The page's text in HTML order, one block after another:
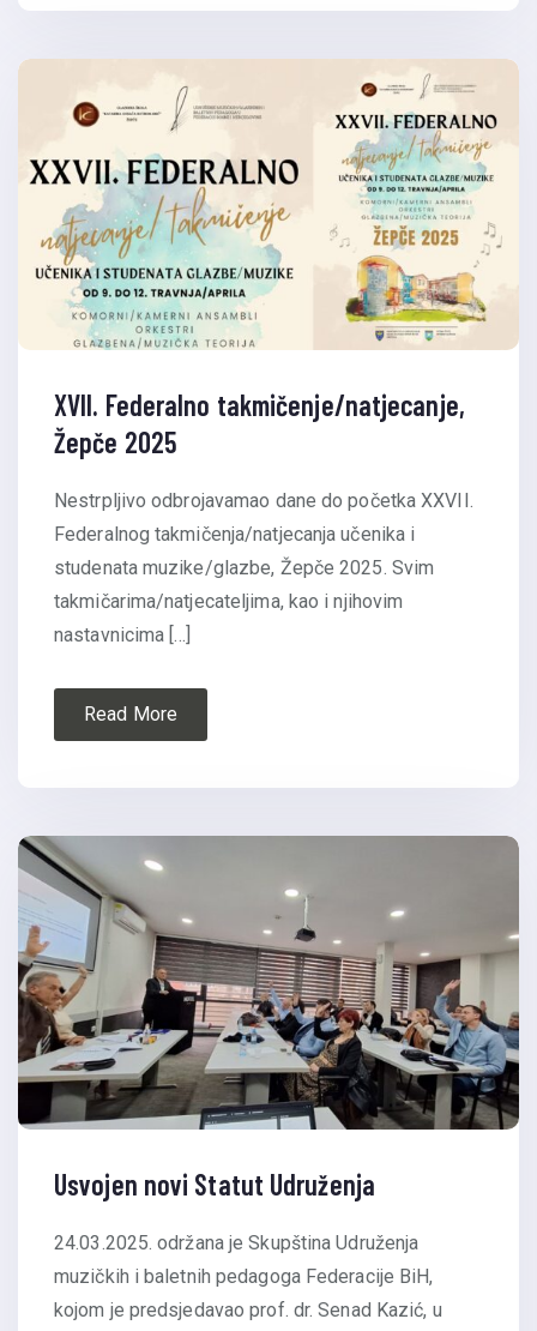
XVII. Federalno takmičenje/natjecanje,
Žepče 2025
Nestrpljivo odbrojavamao dane do početka XXVII.
Federalnog takmičenja/natjecanja učenika i
studenata muzike/glazbe, Žepče 2025. Svim
takmičarima/natjecateljima, kao i njihovim
nastavnicima […]
Read More
Usvojen novi Statut Udruženja
24.03.2025. održana je Skupština Udruženja
muzičkih i baletnih pedagoga Federacije BiH,
kojom je predsjedavao prof. dr. Senad Kazić, u